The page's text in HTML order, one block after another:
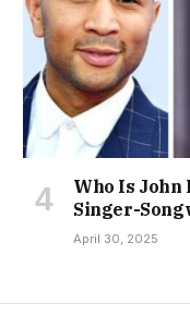
Who Is John
Singer-
April 30, 2025